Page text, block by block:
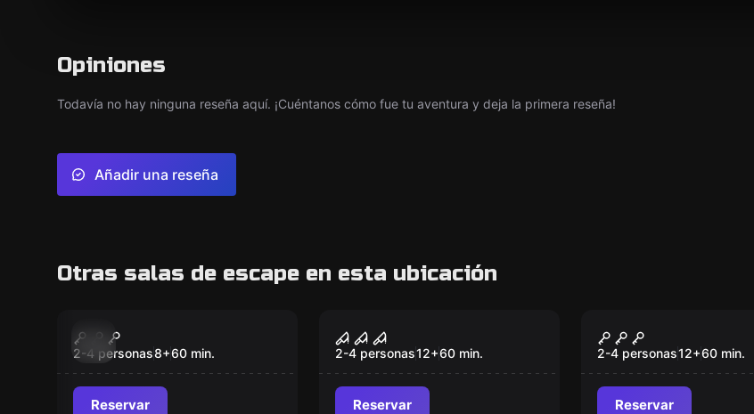
Opiniones
Todavía no hay ninguna reseña aquí. ¡Cuéntanos cómo fue tu aventura y deja la primera reseña!
Añadir una reseña
Otras salas de escape en esta ubicación
Prisoners of Alkaban
2-4 personas8+60 min.
Reservar
Nuevo
Sherlock Holmes vs
London Devil
2-4 personas12+60 min.
Reservar
Ulysses
2-4 personas12+60 min.
Reservar